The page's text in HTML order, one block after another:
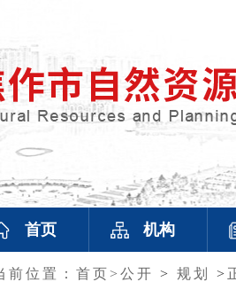
首页 机构
前位置： 首页> 公开 > 规划 >